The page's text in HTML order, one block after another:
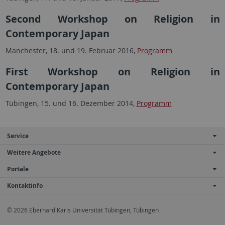
Second Workshop on Religion in
Contemporary Japan
Manchester, 18. und 19. Februar 2016, Programm
First Workshop on Religion in
Contemporary Japan
Tübingen, 15. und 16. Dezember 2014, Programm
Service
Weitere Angebote
Portale
Kontaktinfo
© 2026 Eberhard Karls Universität Tübingen, Tübingen